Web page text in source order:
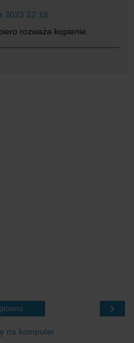
2023 22:18
rozważa kupienie.
›
na komputer